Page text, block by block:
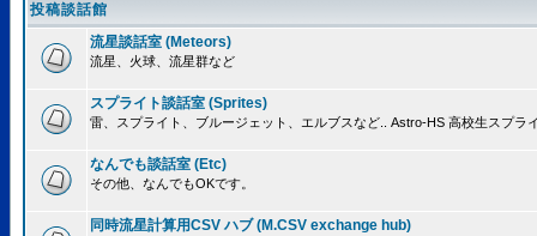
投稿談話館
流星談話室 (Meteors)
流星、火球、流星群など
スプライト談話室 (Sprites)
雷、スプライト、ブルージェット、エルブスなど.. Astro-HS 高校生スプラ
なんでも談話室 (Etc)
その他、なんでもOKです。
同時流星計算用CSV ハブ (M.CSV exchange hub)